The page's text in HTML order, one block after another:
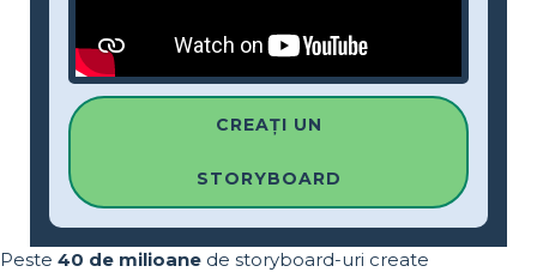
CREAȚI UN
STORYBOARD
Peste 40 de milioane de storyboard-uri create